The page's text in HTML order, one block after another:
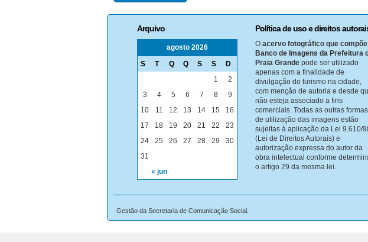
Arquivo
agosto 2026
S
T Q Q S S D
« jun
1
2
3
4 5 6 7 8
9
10
11 12 13 14 15
16
17
18 19 20 21 22
23
24
25 26 27 28 29
30
31
Política de uso e direitos
O acervo fotográfico que
Banco de Imagens da Prefeitura
Praia Grande pode ser utilizado
apenas com a finalidade de
divulgação do turismo na cidade,
com menção de autoria e desde
não esteja associado a fins
comerciais. Todas as outras formas
de utilização das imagens estão
sujeitas à aplicação da Lei 9.610/
(Lei de Direitos Autorais) e
autorização expressa do autor da
obra intelectual conforme
o artigo 29 da mesma lei.
Gestão da Secretaria de Comunicação Social.